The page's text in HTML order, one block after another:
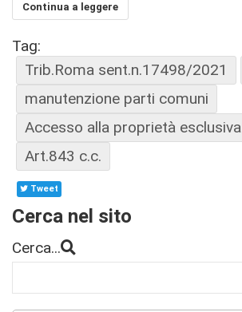
Continua a leggere
Tag:
Trib.Roma sent.n.17498/2021
manutenzione parti comuni
Accesso alla proprietà esclusiva
Art.843 c.c.
Tweet
Cerca nel sito
Cerca...